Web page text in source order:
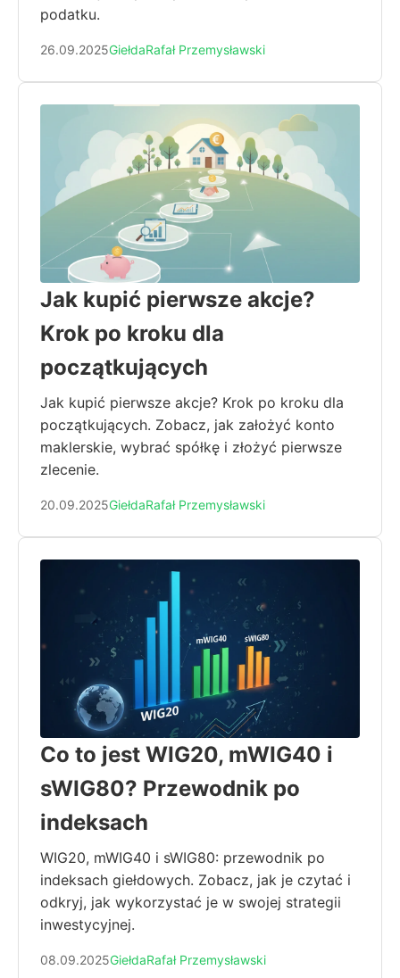
podatku.
26.09.2025GiełdaRafał Przemysławski
Jak kupić pierwsze akcje?
Krok po kroku dla
początkujących
Jak kupić pierwsze akcje? Krok po kroku dla
początkujących. Zobacz, jak założyć konto
maklerskie, wybrać spółkę i złożyć pierwsze
zlecenie.
20.09.2025GiełdaRafał Przemysławski
Co to jest WIG20, mWIG40 i
sWIG80? Przewodnik po
indeksach
WIG20, mWIG40 i sWIG80: przewodnik po
indeksach giełdowych. Zobacz, jak je czytać i
odkryj, jak wykorzystać je w swojej strategii
inwestycyjnej.
08.09.2025GiełdaRafał Przemysławski